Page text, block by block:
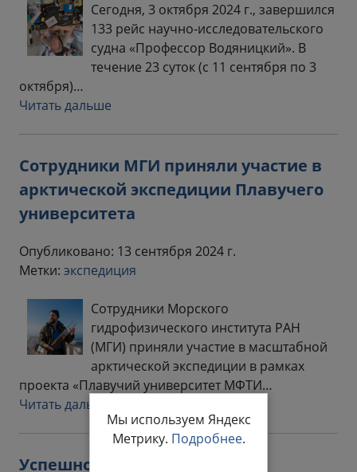
Сегодня, 3 октября 2024 г., завершился
133 рейс научно-исследовательского
судна «Профессор Водяницкий». В
течение 23 суток (с 11 сентября по 3
октября)…
Читать дальше
Сотрудники МГИ приняли участие в
арктической экспедиции Плавучего
университета
Опубликовано: 13 сентября 2024 г.
Метки: экспедиция
Сотрудники Морского
гидрофизического института РАН
(МГИ) приняли участие в масштабной
арктической экспедиции в рамках
проекта «Плавучий университет МФТИ…
Читать дальше
Успешно завершена летняя
Мы используем Яндекс
Метрику. Подробнее.